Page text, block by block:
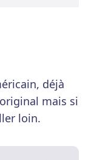
déjà
mais si
loin.